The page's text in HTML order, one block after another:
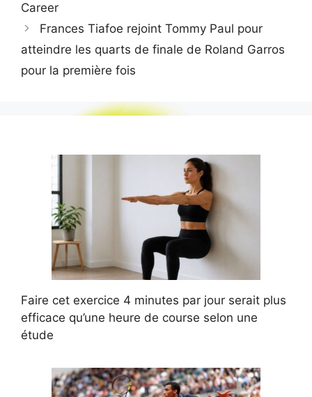
Career
Frances Tiafoe rejoint Tommy Paul pour
atteindre les quarts de finale de Roland Garros
pour la première fois
Faire cet exercice 4 minutes par jour serait plus
efficace qu’une heure de course selon une
étude